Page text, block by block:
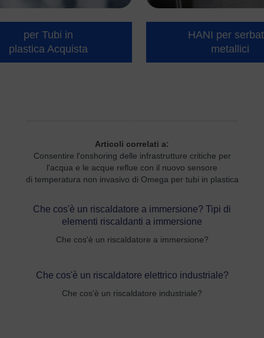
per Tubi in
plastica Acquista
HANI per
metallici
Articoli correlati a:
Consentire l'onshoring delle infrastrutture critiche per
l'acqua e le acque reflue con il nuovo sensore
di temperatura non invasivo di Omega per tubi in plastica
Che cos'è un riscaldatore a immersione? Tipi di
elementi riscaldanti a immersione
Che cos'è un riscaldatore a immersione?
Che cos'è un riscaldatore elettrico industriale?
Che cos'è un riscaldatore industriale?